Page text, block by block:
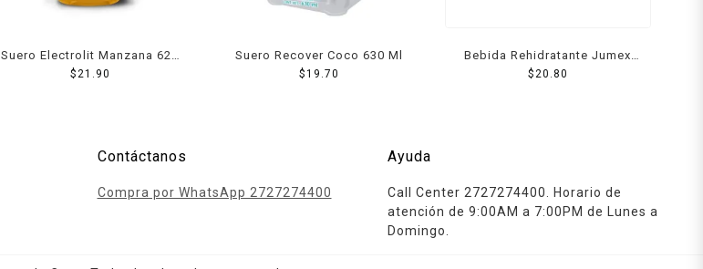
Suero Electrolit Manzana 625
Ml
$ 21.90
Suero Recover Coco 630 Ml
$19.70
Bebida Rehidratante Jumex
Hidrolit Coco 625 Ml
$ 20.80
Contáctanos
Compra por WhatsApp 2727274400
Ayuda
Call Center 2727274400. Horario de
atención de 9:00AM a 7:00PM de Lunes a
Domingo.